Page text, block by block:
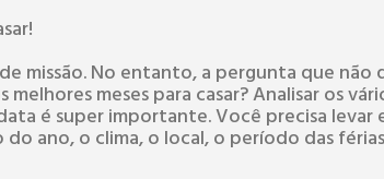
missão. No entanto, a pergunta que não
meses para casar? Analisar os
é super importante. Você precisa levar
ano, o clima, o local, o período das